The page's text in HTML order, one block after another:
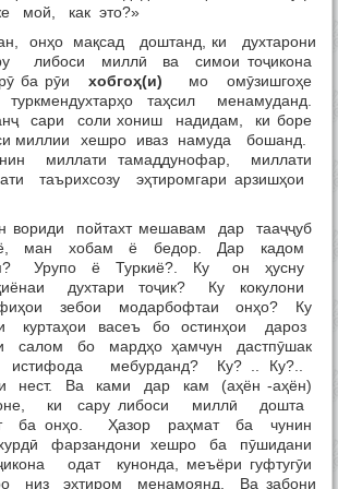
мой, как это?»
онҳо мақсад доштанд, ки духтарони
либоси миллӣ ва симои тоҷикона
ба рӯихобгоҳ(и) мо омӯзишгоҳе
таҳсил менамуданд.
сари соли хониш надидам, ки боре
миллии хешро иваз намуда бошанд.
миллати тамаддунофар, миллати
таърихсозу эҳтиромгари арзишҳои
пойтахт мешавам дар тааҷҷуб
ман хобам ё бедор. Дар кадом
Урупо ё Туркиё?. Ку он ҳусну
духтари тоҷик? Ку кокулони
зебои модарбофтаи онҳо? Ку
куртаҳои васеъ бо остинҳои дароз
салом бо мардҳо ҳамчун дастпӯшак
истифода мебурданд? Ку? .. Ку?..
Ва ками дар кам (аҳён -аҳён)
ки сару либоси миллӣ дошта
ба онҳо. Ҳазор раҳмат ба чунин
хурдӣ фарзандони хешро ба пӯшидани
одат кунонда, меъёри гуфтугӯи
низ эҳтиром менамоянд. Ва забони